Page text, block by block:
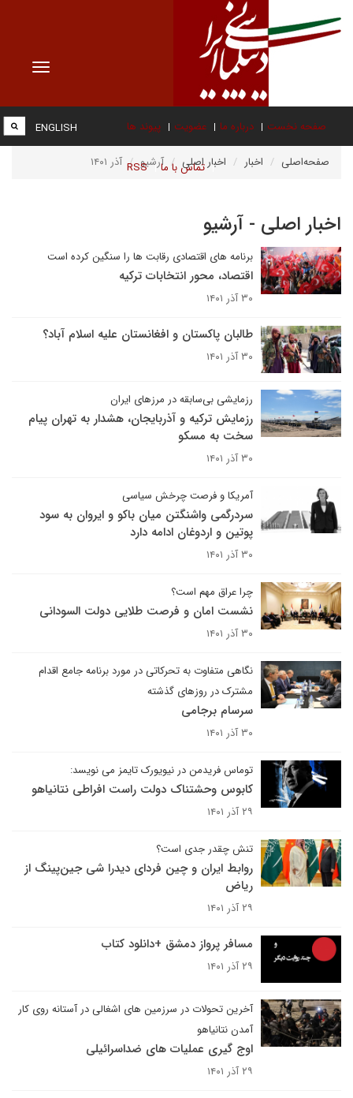
Toggle
صفحه نخست درباره ما عضویت پیوند ها
تماس با ما RSS
ENGLISH
صفحه‌اصلی اخبار اخبار اصلی آرشیو آذر ۱۴۰۱
اخبار اصلی - آرشیو
برنامه های اقتصادی رقابت ها را سنگین کرده است
اقتصاد، محور انتخابات ترکیه
۳۰ آذر ۱۴۰۱
طالبان پاکستان و افغانستان علیه اسلام آباد؟
۳۰ آذر ۱۴۰۱
رزمایشی بی‌سابقه در مرزهای ایران
رزمایش ترکیه و آذربایجان، هشدار به تهران پیام
سخت به مسکو
۳۰ آذر ۱۴۰۱
آمریکا و فرصت چرخش سیاسی
سردرگمی واشنگتن میان باکو و ایروان به سود
پوتین و اردوغان ادامه دارد
۳۰ آذر ۱۴۰۱
چرا عراق مهم است؟
نشست امان و فرصت طلایی دولت السودانی
۳۰ آذر ۱۴۰۱
نگاهی متفاوت به تحرکاتی در مورد برنامه جامع اقدام
مشترک در روزهای گذشته
سرسام برجامی
۳۰ آذر ۱۴۰۱
توماس فریدمن در نیویورک تایمز می نویسد:
کابوس وحشتناک دولت راست افراطی نتانیاهو
۲۹ آذر ۱۴۰۱
تنش چقدر جدی است؟
روابط ایران و چین فردای دیدرا شی جین‌پینگ از
ریاض
۲۹ آذر ۱۴۰۱
مسافر پرواز دمشق +دانلود کتاب
۲۹ آذر ۱۴۰۱
آخرین تحولات در سرزمین های اشغالی در آستانه روی کار
آمدن نتانیاهو
اوج گیری عملیات های ضداسرائیلی
۲۹ آذر ۱۴۰۱